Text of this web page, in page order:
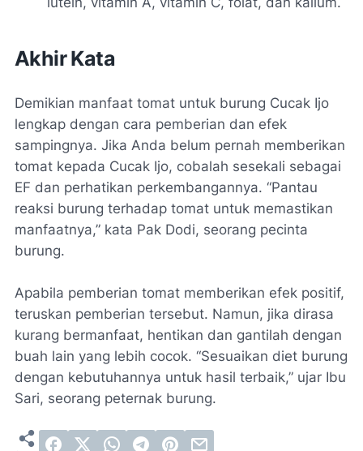
Akhir Kata
Demikian manfaat tomat untuk burung Cucak Ijo
lengkap dengan cara pemberian dan efek
sampingnya. Jika Anda belum pernah memberikan
tomat kepada Cucak Ijo, cobalah sesekali sebagai
EF dan perhatikan perkembangannya. “Pantau
reaksi burung terhadap tomat untuk memastikan
manfaatnya,” kata Pak Dodi, seorang pecinta
burung.
Apabila pemberian tomat memberikan efek positif,
teruskan pemberian tersebut. Namun, jika dirasa
kurang bermanfaat, hentikan dan gantilah dengan
buah lain yang lebih cocok. “Sesuaikan diet burung
dengan kebutuhannya untuk hasil terbaik,” ujar Ibu
Sari, seorang peternak burung.